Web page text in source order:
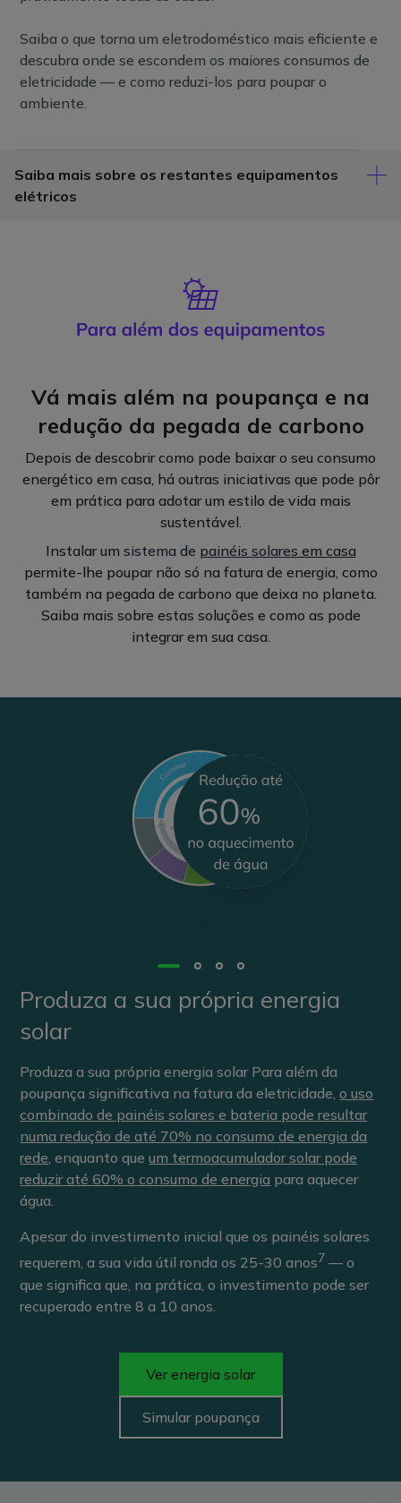
Saiba o que torna um eletrodoméstico mais eficiente e
descubra onde se escondem os maiores consumos de
eletricidade — e como reduzi-los para poupar o
ambiente.
Saiba mais sobre os restantes equipamentos
elétricos
Vá mais além na poupança e na
redução da pegada de carbono
Depois de descobrir como pode baixar o seu consumo
energético em casa, há outras iniciativas que pode pôr
em prática para adotar um estilo de vida mais
sustentável.
Instalar um sistema de painéis solares em casa
permite-lhe poupar não só na fatura de energia, como
também na pegada de carbono que deixa no planeta.
Saiba mais sobre estas soluções e como as pode
integrar em sua casa.
Produza a sua própria energia
solar
Produza a sua própria energia solar Para além da
poupança significativa na fatura da eletricidade,o uso
combinado de painéis solares e bateria pode resultar
numa redução de até 70% no consumo de energia da
rede, enquanto queum termoacumulador solar pode
reduzir até 60% o consumo de energia para aquecer
água.
Apesar do investimento inicial que os painéis solares
requerem, a sua vida útil ronda os 25-30 anos7 — o
que significa que, na prática, o investimento pode ser
recuperado entre 8 a 10 anos.
Ver energia solar
Simular poupança
instalação
de
solares
ajudar
a
reduzir
rede.
energia
aquecer
a
casa
e
reduza
fatura.